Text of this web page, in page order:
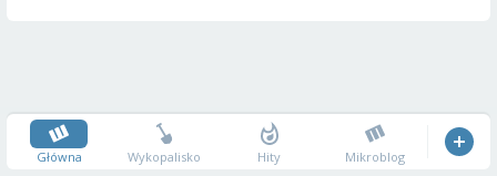
Główna Wykopalisko Hity Mikroblog